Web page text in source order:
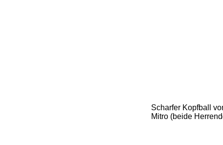
Scharfer Kopfball
Mitro (beide